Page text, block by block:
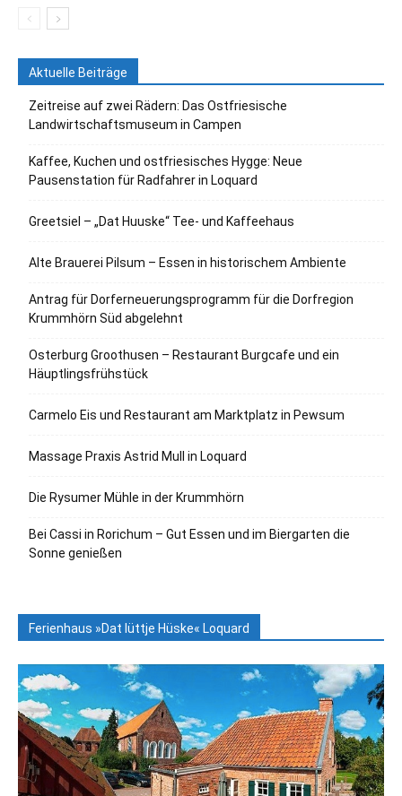
Aktuelle Beiträge
Zeitreise auf zwei Rädern: Das Ostfriesische
Landwirtschaftsmuseum in Campen
Kaffee, Kuchen und ostfriesisches Hygge: Neue
Pausenstation für Radfahrer in Loquard
Greetsiel – „Dat Huuske“ Tee- und Kaffeehaus
Alte Brauerei Pilsum – Essen in historischem Ambiente
Antrag für Dorferneuerungsprogramm für die Dorfregion
Krummhörn Süd abgelehnt
Osterburg Groothusen – Restaurant Burgcafe und ein
Häuptlingsfrühstück
Carmelo Eis und Restaurant am Marktplatz in Pewsum
Massage Praxis Astrid Mull in Loquard
Die Rysumer Mühle in der Krummhörn
Bei Cassi in Rorichum – Gut Essen und im Biergarten die
Sonne genießen
Ferienhaus »Dat lüttje Hüske« Loquard